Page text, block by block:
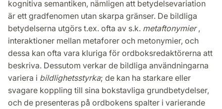
kognitiva semantiken, nämligen att betydelsevariation
är ett gradfenomen utan skarpa gränser. De bildliga
betydelserna utgörs t.ex. ofta av s.k. metaftonymier,
interaktioner mellan metaforer och metonymier, och
dessa kan ofta vara kluriga för ordboksredaktörerna att
beskriva. Dessutom verkar de bildliga användningarna
variera i bildlighetsstyrka; de kan ha starkare eller
svagare koppling till sina bokstavliga grundbetydelser,
och de presenteras på ordbokens spalter i varierande